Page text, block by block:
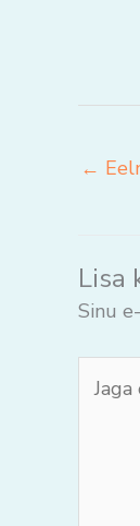
←
Lisa
Sinu
oma